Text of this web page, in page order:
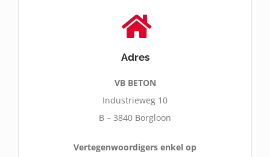
WooCommerce Cart
Adres
VB BETON
Industrieweg 10
B – 3840 Borgloon
Vertegenwoordigers enkel op